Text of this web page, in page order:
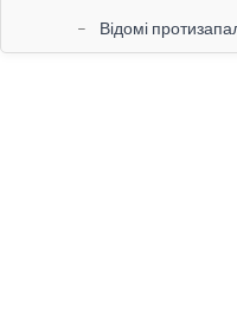
Відомі